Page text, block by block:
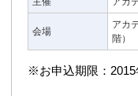
会場
アカ
階）
※お申込期限：2015